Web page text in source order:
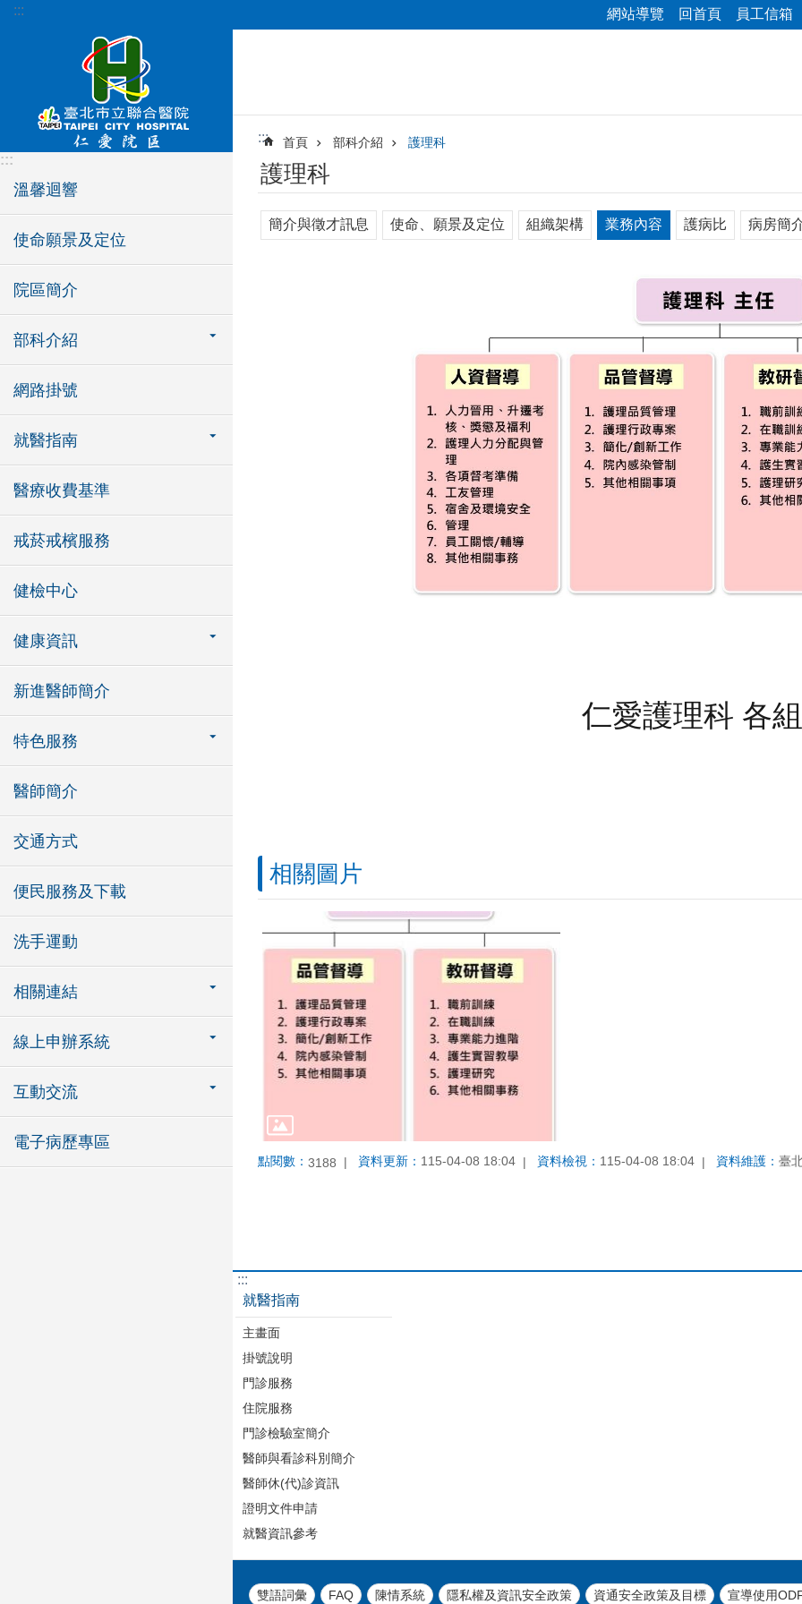
跳到主要內容區塊
::: 網站導覽 回首頁 員工信箱
:::
溫馨迴響
使命願景及定位
院區簡介
部科介紹
網路掛號
就醫指南
醫療收費基準
戒菸戒檳服務
健檢中心
健康資訊
新進醫師簡介
特色服務
醫師簡介
交通方式
便民服務及下載
洗手運動
相關連結
線上申辦系統
互動交流
電子病歷專區
::: 首頁 部科介紹 護理科
護理科
簡介與徵才訊息 使命、願景及定位 組織架構 業務內容 護病比 病房簡
仁愛護理科 各
相關圖片
點閱數： 3188 資料更新： 115-04-08 18:04 資料檢視： 115-04-08 18:04 資料維護： 臺
:::
就醫指南
主畫面
掛號說明
門診服務
住院服務
門診檢驗室簡介
醫師與看診科別簡介
醫師休(代)診資訊
證明文件申請
就醫資訊參考
雙語詞彙 FAQ 陳情系統 隱私權及資訊安全政策 資通安全政策及目標 宣導使用